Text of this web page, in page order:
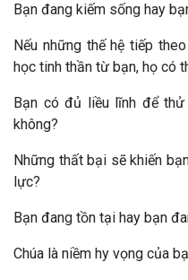
Bạn đang kiếm sống hay
Nếu những thế hệ tiếp
học tinh thần từ bạn, họ có
Bạn có đủ liều lĩnh để
không?
Những thất bại sẽ khiến
lực?
Bạn đang tồn tại hay bạn
Chúa là niềm hy vọng của